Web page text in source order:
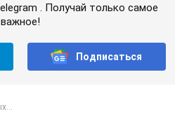
. Получай только самое
важное!
Подписаться